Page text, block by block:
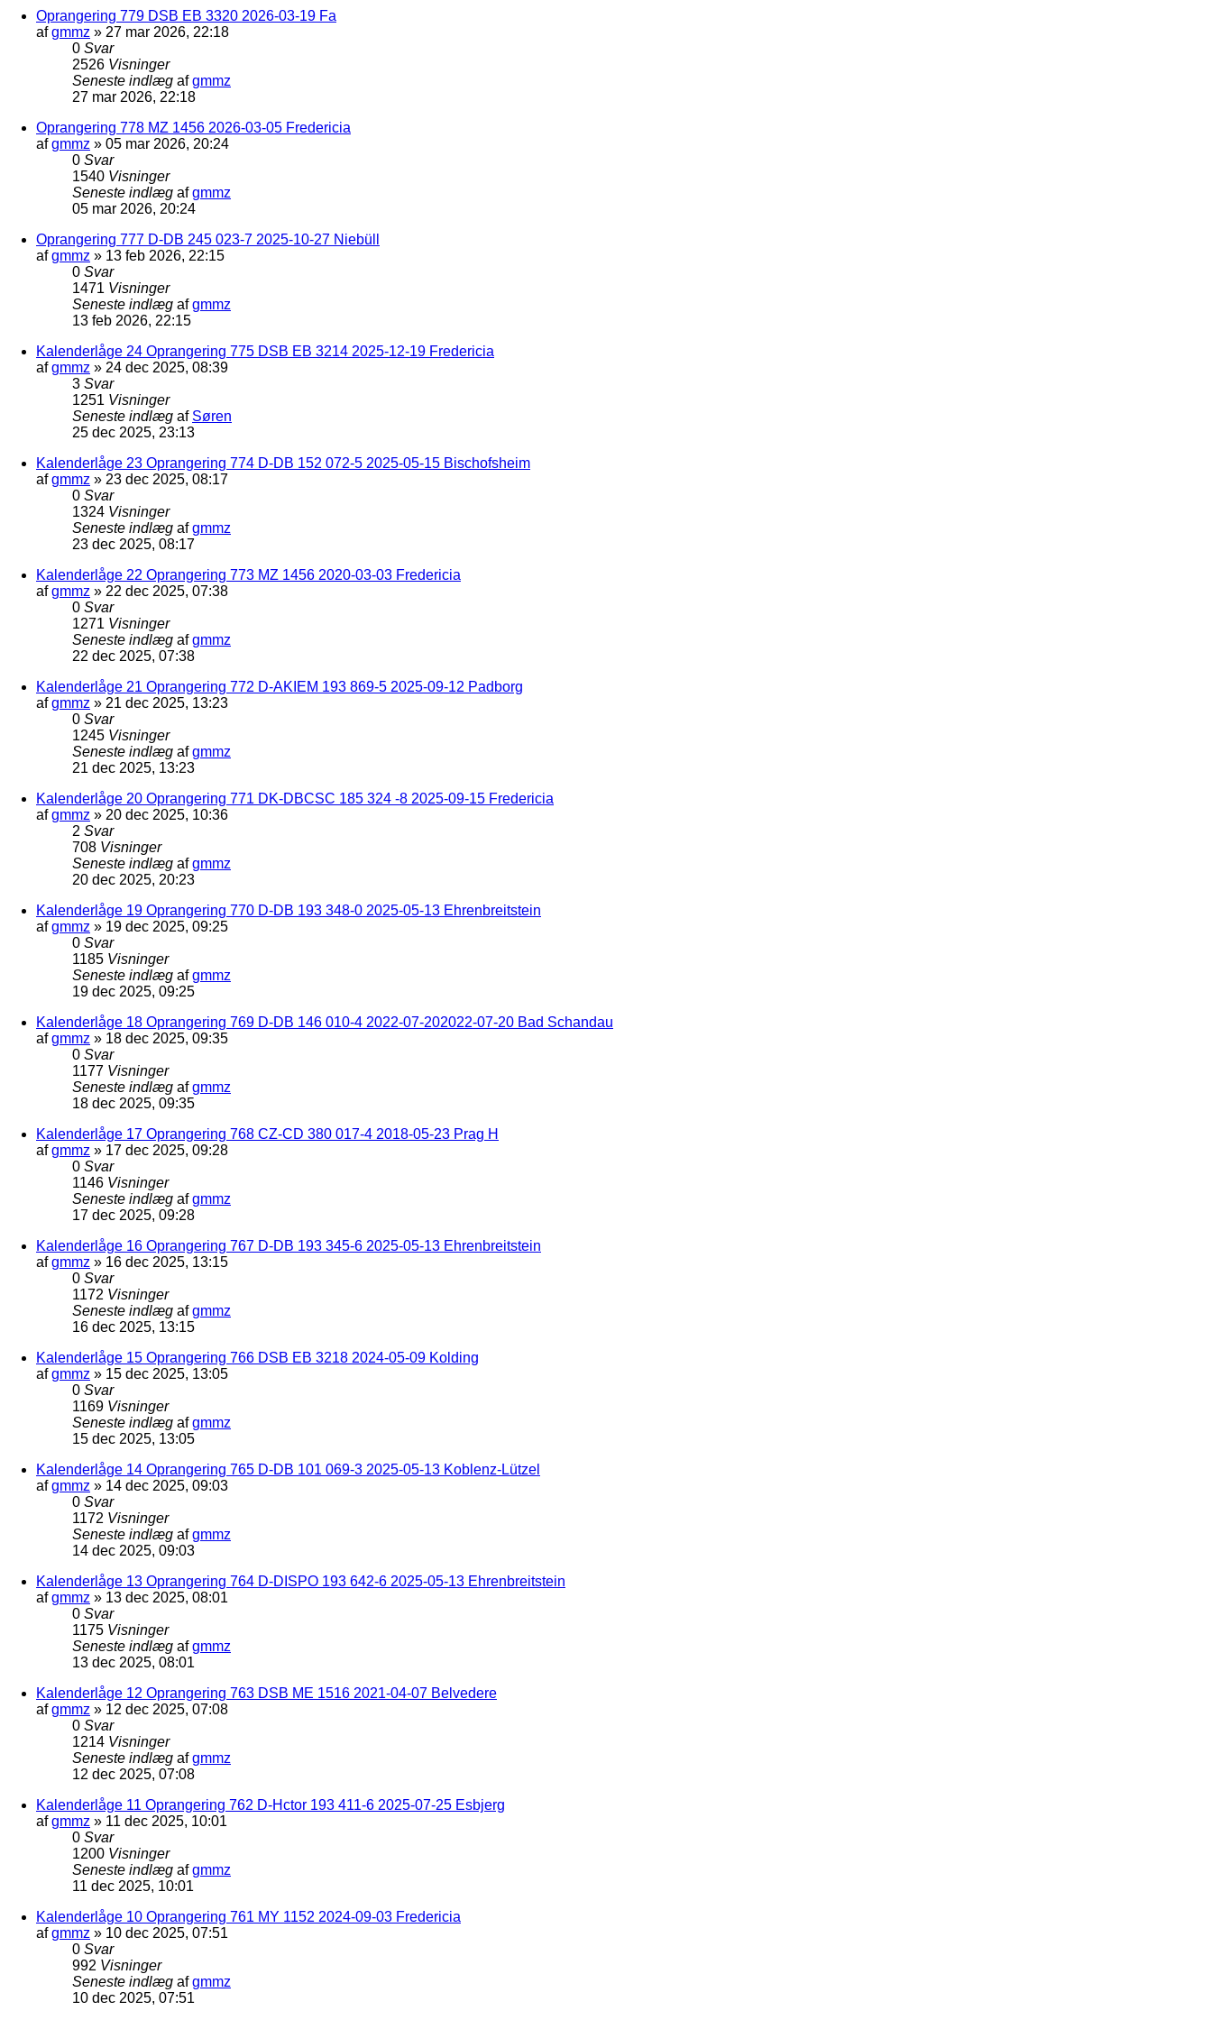
Oprangering 779 DSB EB 3320 2026-03-19 Fa
afgmmz » 27 mar 2026, 22:18
0 Svar
2526 Visninger
Seneste indlæg afgmmz
27 mar 2026, 22:18
Oprangering 778 MZ 1456 2026-03-05 Fredericia
afgmmz » 05 mar 2026, 20:24
0 Svar
1540 Visninger
Seneste indlæg afgmmz
05 mar 2026, 20:24
Oprangering 777 D-DB 245 023-7 2025-10-27 Niebüll
afgmmz » 13 feb 2026, 22:15
0 Svar
1471 Visninger
Seneste indlæg afgmmz
13 feb 2026, 22:15
Kalenderlåge 24 Oprangering 775 DSB EB 3214 2025-12-19 Fredericia
afgmmz » 24 dec 2025, 08:39
3 Svar
1251 Visninger
Seneste indlæg af Søren
25 dec 2025, 23:13
Kalenderlåge 23 Oprangering 774 D-DB 152 072-5 2025-05-15 Bischofsheim
afgmmz » 23 dec 2025, 08:17
0 Svar
1324 Visninger
Seneste indlæg afgmmz
23 dec 2025, 08:17
Kalenderlåge 22 Oprangering 773 MZ 1456 2020-03-03 Fredericia
afgmmz » 22 dec 2025, 07:38
0 Svar
1271 Visninger
Seneste indlæg afgmmz
22 dec 2025, 07:38
Kalenderlåge 21 Oprangering 772 D-AKIEM 193 869-5 2025-09-12 Padborg
afgmmz » 21 dec 2025, 13:23
0 Svar
1245 Visninger
Seneste indlæg afgmmz
21 dec 2025, 13:23
Kalenderlåge 20 Oprangering 771 DK-DBCSC 185 324 -8 2025-09-15 Fredericia
afgmmz » 20 dec 2025, 10:36
2 Svar
708 Visninger
Seneste indlæg afgmmz
20 dec 2025, 20:23
Kalenderlåge 19 Oprangering 770 D-DB 193 348-0 2025-05-13 Ehrenbreitstein
afgmmz » 19 dec 2025, 09:25
0 Svar
1185 Visninger
Seneste indlæg afgmmz
19 dec 2025, 09:25
Kalenderlåge 18 Oprangering 769 D-DB 146 010-4 2022-07-202022-07-20 Bad Schandau
afgmmz » 18 dec 2025, 09:35
0 Svar
1177 Visninger
Seneste indlæg afgmmz
18 dec 2025, 09:35
Kalenderlåge 17 Oprangering 768 CZ-CD 380 017-4 2018-05-23 Prag H
afgmmz » 17 dec 2025, 09:28
0 Svar
1146 Visninger
Seneste indlæg afgmmz
17 dec 2025, 09:28
Kalenderlåge 16 Oprangering 767 D-DB 193 345-6 2025-05-13 Ehrenbreitstein
afgmmz » 16 dec 2025, 13:15
0 Svar
1172 Visninger
Seneste indlæg afgmmz
16 dec 2025, 13:15
Kalenderlåge 15 Oprangering 766 DSB EB 3218 2024-05-09 Kolding
afgmmz » 15 dec 2025, 13:05
0 Svar
1169 Visninger
Seneste indlæg afgmmz
15 dec 2025, 13:05
Kalenderlåge 14 Oprangering 765 D-DB 101 069-3 2025-05-13 Koblenz-Lützel
afgmmz » 14 dec 2025, 09:03
0 Svar
1172 Visninger
Seneste indlæg afgmmz
14 dec 2025, 09:03
Kalenderlåge 13 Oprangering 764 D-DISPO 193 642-6 2025-05-13 Ehrenbreitstein
afgmmz » 13 dec 2025, 08:01
0 Svar
1175 Visninger
Seneste indlæg afgmmz
13 dec 2025, 08:01
Kalenderlåge 12 Oprangering 763 DSB ME 1516 2021-04-07 Belvedere
afgmmz » 12 dec 2025, 07:08
0 Svar
1214 Visninger
Seneste indlæg afgmmz
12 dec 2025, 07:08
Kalenderlåge 11 Oprangering 762 D-Hctor 193 411-6 2025-07-25 Esbjerg
afgmmz » 11 dec 2025, 10:01
0 Svar
1200 Visninger
Seneste indlæg afgmmz
11 dec 2025, 10:01
Kalenderlåge 10 Oprangering 761 MY 1152 2024-09-03 Fredericia
afgmmz » 10 dec 2025, 07:51
0 Svar
992 Visninger
Seneste indlæg afgmmz
10 dec 2025, 07:51